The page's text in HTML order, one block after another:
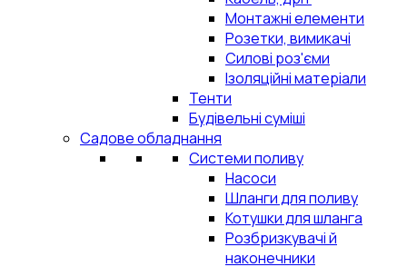
Монтажні елементи
Розетки, вимикачі
Силові роз'єми
Ізоляційні матеріали
Тенти
Будівельні суміші
Садове обладнання
Системи поливу
Насоси
Шланги для поливу
Котушки для шланга
Розбризкувачі й
наконечники